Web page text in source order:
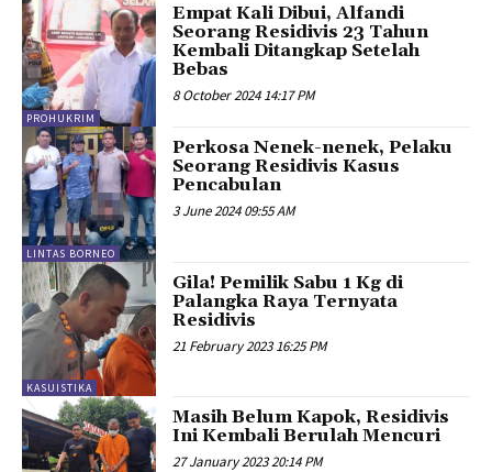
PROHUKRIM
Empat Kali Dibui, Alfandi
Seorang Residivis 23 Tahun
Kembali Ditangkap Setelah
Bebas
8 October 2024 14:17 PM
LINTAS BORNEO
Perkosa Nenek-nenek, Pelaku
Seorang Residivis Kasus
Pencabulan
3 June 2024 09:55 AM
KASUISTIKA
Gila! Pemilik Sabu 1 Kg di
Palangka Raya Ternyata
Residivis
21 February 2023 16:25 PM
Masih Belum Kapok, Residivis
Ini Kembali Berulah Mencuri
27 January 2023 20:14 PM